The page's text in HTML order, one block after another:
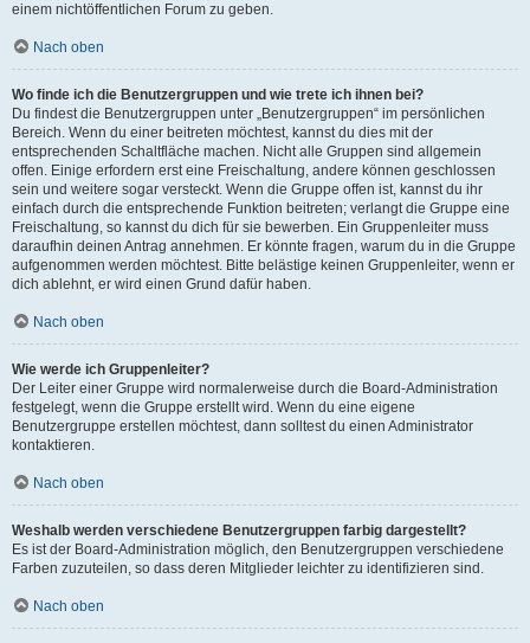
einem nichtöffentlichen Forum zu geben.
Nach oben
Wo finde ich die Benutzergruppen und wie trete ich ihnen bei?
Du findest die Benutzergruppen unter „Benutzergruppen“ im persönlichen
Bereich. Wenn du einer beitreten möchtest, kannst du dies mit der
entsprechenden Schaltfläche machen. Nicht alle Gruppen sind allgemein
offen. Einige erfordern erst eine Freischaltung, andere können geschlossen
sein und weitere sogar versteckt. Wenn die Gruppe offen ist, kannst du ihr
einfach durch die entsprechende Funktion beitreten; verlangt die Gruppe eine
Freischaltung, so kannst du dich für sie bewerben. Ein Gruppenleiter muss
daraufhin deinen Antrag annehmen. Er könnte fragen, warum du in die Gruppe
aufgenommen werden möchtest. Bitte belästige keinen Gruppenleiter, wenn er
dich ablehnt, er wird einen Grund dafür haben.
Nach oben
Wie werde ich Gruppenleiter?
Der Leiter einer Gruppe wird normalerweise durch die Board-Administration
festgelegt, wenn die Gruppe erstellt wird. Wenn du eine eigene
Benutzergruppe erstellen möchtest, dann solltest du einen Administrator
kontaktieren.
Nach oben
Weshalb werden verschiedene Benutzergruppen farbig dargestellt?
Es ist der Board-Administration möglich, den Benutzergruppen verschiedene
Farben zuzuteilen, so dass deren Mitglieder leichter zu identifizieren sind.
Nach oben